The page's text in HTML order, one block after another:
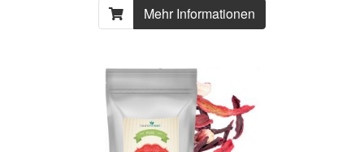
Mehr Informationen